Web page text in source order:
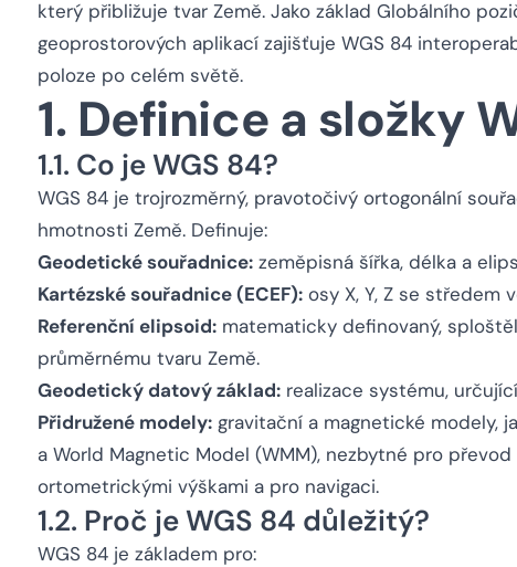
který přibližuje tvar Země. Jako základ Globálního
geoprostorových aplikací zajišťuje WGS 84
poloze po celém světě.
1. Definice a složky
1.1. Co je WGS 84?
WGS 84 je trojrozměrný, pravotočivý ortogonální
hmotnosti Země. Definuje:
Geodetické souřadnice: zeměpisná šířka, délka a
Kartézské souřadnice (ECEF): osy X, Y, Z se středem
Referenční elipsoid: matematicky definovaný,
průměrnému tvaru Země.
Geodetický datový základ: realizace systému,
Přidružené modely: gravitační a magnetické modely,
a World Magnetic Model (WMM), nezbytné pro
ortometrickými výškami a pro navigaci.
1.2. Proč je WGS 84 důležitý?
WGS 84 je základem pro: